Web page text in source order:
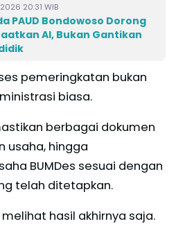
20:31 WIB
PAUD Bondowoso Dorong
AI, Bukan Gantikan
pemeringkatan bukan
biasa.
berbagai dokumen
usaha, hingga
BUMDes sesuai dengan
telah ditetapkan.
hasil akhirnya saja.